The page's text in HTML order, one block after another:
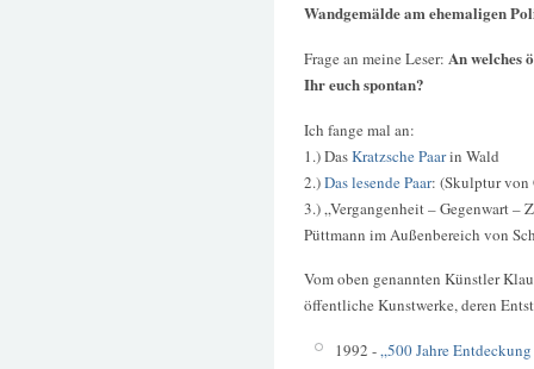
Wandgemälde am ehemaligen
Frage an meine Leser: An welches
Ihr euch spontan?
Ich fange mal an:
1.) DasKratzsche Paarin Wald
2.)Das lesende Paar: (Skulptur von
3.) „Vergangenheit – Gegenwart
Püttmann im Außenbereich von
Vom oben genannten Künstler
öffentliche Kunstwerke, deren
1992 -„500 Jahre